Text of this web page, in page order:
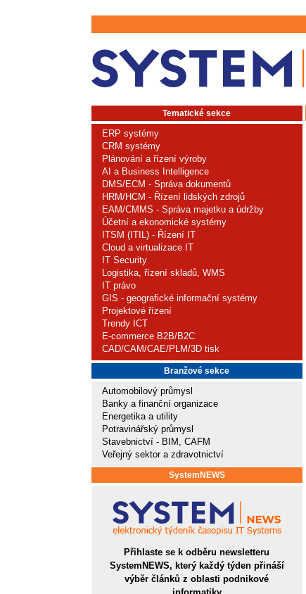
Tematické sekce
ERP systémy
CRM systémy
Plánování a řízení výroby
AI a Business Intelligence
DMS/ECM - Správa dokumentů
HRM/HCM - Řízení lidských zdrojů
EAM/CMMS - Správa majetku a údržby
Účetní a ekonomické systémy
ITSM (ITIL) - Řízení IT
Cloud a virtualizace IT
IT Security
Logistika, řízení skladů, WMS
IT právo
GIS - geografické informační systémy
Projektové řízení
Trendy ICT
E-commerce B2B/B2C
CAD/CAM/CAE/PLM/3D tisk
Branžové sekce
Automobilový průmysl
Banky a finanční organizace
Energetika a utility
Potravinářský průmysl
Stavebnictví - BIM, CAFM
Veřejný sektor a zdravotnictví
SystemNEWS
Přihlaste se k odběru newsletteru
SystemNEWS, který každý týden přináší
výběr článků z oblasti podnikové